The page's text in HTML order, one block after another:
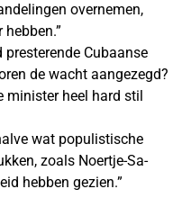
overnemen,
presterende Cubaanse
de wacht aangezegd?
minister heel hard stil
wat populistische
zoals Noertje-Sa-
hebben gezien.”